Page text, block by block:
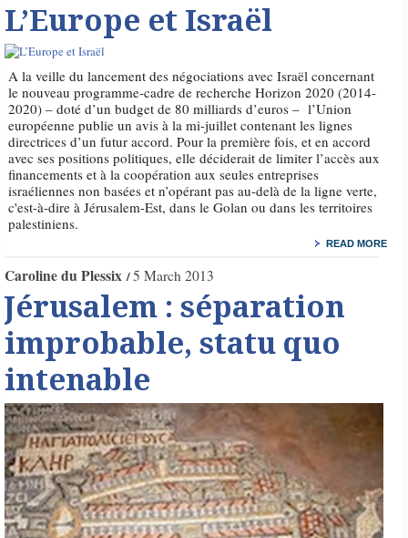
L’Europe et Israël
A la veille du lancement des négociations avec Israël concernant
le nouveau programme-cadre de recherche Horizon 2020 (2014-
2020) – doté d’un budget de 80 milliards d’euros – l’Union
européenne publie un avis à la mi-juillet contenant les lignes
directrices d’un futur accord. Pour la première fois, et en accord
avec ses positions politiques, elle déciderait de limiter l’accès aux
financements et à la coopération aux seules entreprises
israéliennes non basées et n’opérant pas au-delà de la ligne verte,
c'est-à-dire à Jérusalem-Est, dans le Golan ou dans les territoires
palestiniens.
READ MORE
Caroline du Plessix 5 March 2013
Jérusalem : séparation
improbable, statu quo
intenable